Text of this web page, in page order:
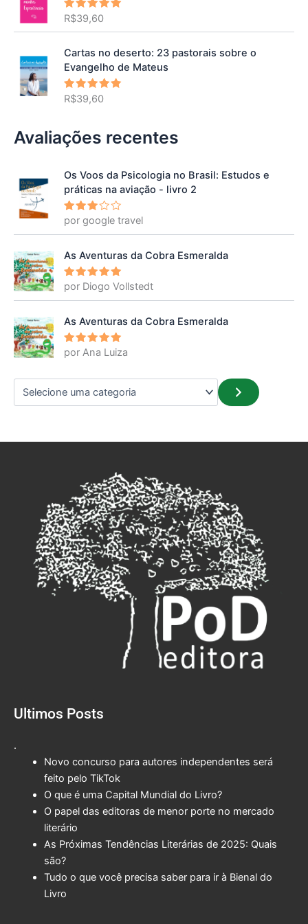
Avaliação
de 5
R$39,60
Cartas no deserto: 23 pastorais sobre o
Evangelho de Mateus
Avaliação
de 5
R$39,60
Avaliações recentes
Os Voos da Psicologia no Brasil: Estudos e
práticas na aviação - livro 2
Avalia
ção3
por google travel
As Aventuras da Cobra Esmeralda
Avaliação
5
por Diogo Vollstedt
As Aventuras da Cobra Esmeralda
Avaliação
5
por Ana Luiza
Ultimos Posts
.
Novo concurso para autores independentes será
feito pelo TikTok
O que é uma Capital Mundial do Livro?
O papel das editoras de menor porte no mercado
literário
As Próximas Tendências Literárias de 2025: Quais
são?
Tudo o que você precisa saber para ir à Bienal do
Livro